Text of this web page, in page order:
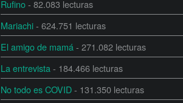
Rufino- 82.083 lecturas
Mariachi- 624.751 lecturas
El amigo de mamá - 271.082 lecturas
La entrevista - 184.466 lecturas
No todo es COVID- 131.350 lecturas